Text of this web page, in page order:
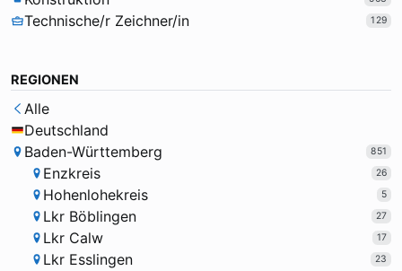
Technische/r Zeichner/in 129
REGIONEN
Alle
Deutschland
Baden-Württemberg
851
Enzkreis 26
Hohenlohekreis 5
Lkr Böblingen 27
Lkr Calw 17
Lkr Esslingen 23